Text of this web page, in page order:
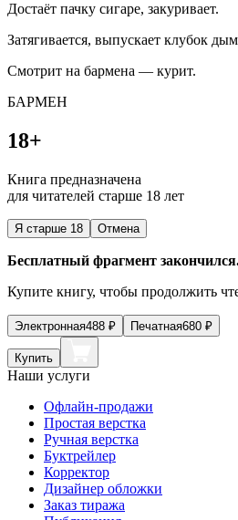
Достаёт пачку сигаре, закуривает.
Затягивается, выпускает клубок
Смотрит на бармена — курит.
БАРМЕН
18+
Книга предназначена
для читателей старше 18 лет
Я старше 18 Отмена
Бесплатный фрагмент
Купите книгу, чтобы продолжить
Электронная488 ₽ Печатная680 ₽
Купить
Наши услуги
Офлайн-продажи
Простая верстка
Ручная верстка
Буктрейлер
Корректор
Дизайнер обложки
Заказ тиража